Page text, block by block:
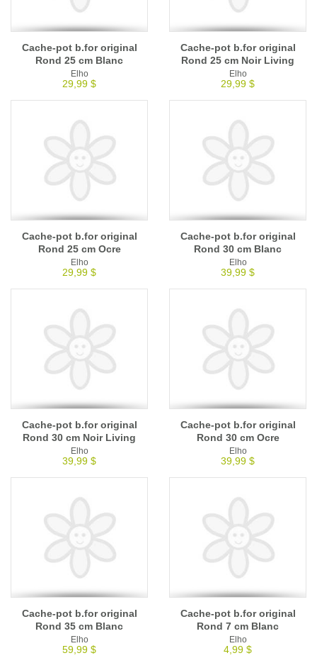
Cache-pot b.for original
Rond 25 cm Blanc
Elho
29,99 $
Cache-pot b.for original
Rond 25 cm Noir Living
Elho
29,99 $
Cache-pot b.for original
Rond 25 cm Ocre
Elho
29,99 $
Cache-pot b.for original
Rond 30 cm Blanc
Elho
39,99 $
Cache-pot b.for original
Rond 30 cm Noir Living
Elho
39,99 $
Cache-pot b.for original
Rond 30 cm Ocre
Elho
39,99 $
Cache-pot b.for original
Rond 35 cm Blanc
Elho
59,99 $
Cache-pot b.for original
Rond 7 cm Blanc
Elho
4,99 $